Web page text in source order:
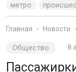
метро
Главная Новости
Общество 8